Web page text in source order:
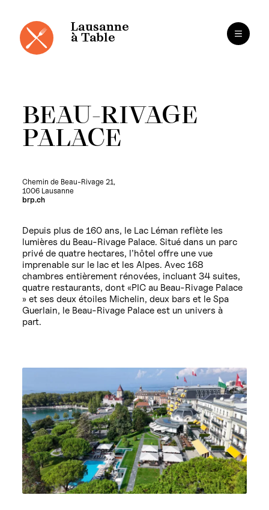
Lausanne
à Table
BEAU-RIVAGE
PALACE
Chemin de Beau-Rivage 21,
1006 Lausanne
brp.ch
Depuis plus de 160 ans, le Lac Léman reflète les
lumières du Beau-Rivage Palace. Situé dans un parc
privé de quatre hectares, l’hôtel offre une vue
imprenable sur le lac et les Alpes. Avec 168
chambres entièrement rénovées, incluant 34 suites,
quatre restaurants, dont «PIC au Beau-Rivage Palace
» et ses deux étoiles Michelin, deux bars et le Spa
Guerlain, le Beau-Rivage Palace est un univers à
part.